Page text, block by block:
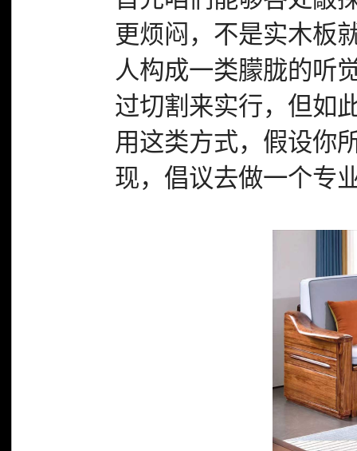
更烦闷，不是实木板
人构成一类朦胧的听
过切割来实行，但如
用这类方式，假设你
现，倡议去做一个专